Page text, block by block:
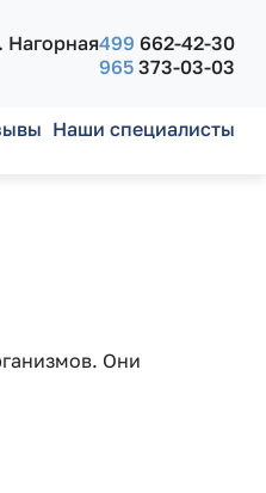
Нагорная499 662-42-30
965373-03-03
Наши специалисты
Они